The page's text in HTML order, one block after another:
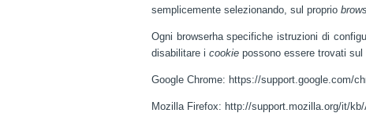
semplicemente selezionando, sul proprio
Ogni browserha specifiche istruzioni di
disabilitare i cookie possono essere trovati
Google Chrome: https://support.google.com/
Mozilla Firefox: http://support.mozilla.org/it/